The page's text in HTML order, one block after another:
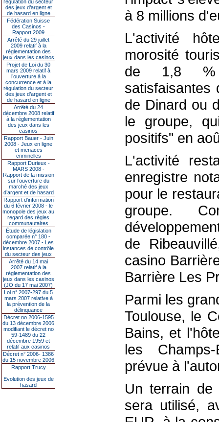
régulation du secteur
des jeux d’argent et
de hasard en ligne
Fédération Suisse
des Casinos -
Rapport 2009
Arrêté du 29 juillet
2009 relatif à la
réglementation des
jeux dans les casinos
Projet de Loi du 30
mars 2009 relatif à
l’ouverture à la
concurrence et à la
régulation du secteur
des jeux d’argent et
de hasard en ligne
Arrêté du 24
décembre 2008 relatif
à la réglementation
des jeux dans les
casinos
Rapport Bauer - Juin
2008 - Jeux en ligne
et menaces
criminelles
Rapport Durieux -
MARS 2008 -
Rapport de la mission
sur l’ouverture du
marché des jeux
d’argent et de hasard
Rapport d'information
du 6 février 2008 - le
monopole des jeux au
regard des règles
communautaires
Étude de législation
comparée n° 180 -
décembre 2007 - Les
instances de contrôle
du secteur des jeux
Arrêté du 14 mai
2007 relatif à la
réglementation des
jeux dans les casinos
(JO du 17 mai 2007)
Loi n° 2007-297 du 5
mars 2007 relative à
la prévention de la
délinquance
Décret no 2006-1595
du 13 décembre 2006
modifiant le décret no
59-1489 du 22
décembre 1959 et
relatif aux casinos
Décret n° 2006- 1386
du 15 novembre 2006
Rapport Trucy
Evolution des jeux de
hasard
à 8 millions
L'activité
morosité
de 1,8 %
satisfaisantes
de Dinard ou
le groupe,
positifs" en
L'activité
enregistre
pour le
groupe.
de
casino
Barrière Les
Parmi les
Toulouse, le
Bains, et
les
prévue à
Un terrain
sera utilisé,